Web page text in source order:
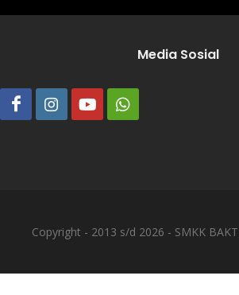
Media Sosial
Copyright - 2013 s/d 2026 - SMKK